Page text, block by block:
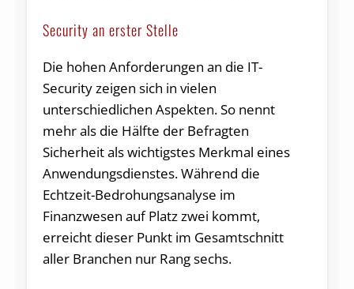
Security an erster Stelle
Die hohen Anforderungen an die IT-
Security zeigen sich in vielen
unterschiedlichen Aspekten. So nennt
mehr als die Hälfte der Befragten
Sicherheit als wichtigstes Merkmal eines
Anwendungsdienstes. Während die
Echtzeit-Bedrohungsanalyse im
Finanzwesen auf Platz zwei kommt,
erreicht dieser Punkt im Gesamtschnitt
aller Branchen nur Rang sechs.